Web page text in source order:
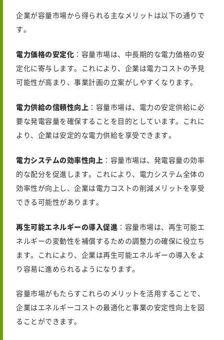
企業が容量市場から得られる主なメリットは以下の通りで
す。
電力価格の安定化 ：容量市場は、中長期的な電力価格の安
定化に寄与します。これにより、企業は電力コストの予見
可能性が高まり、事業計画の立案がしやすくなります。
電力供給の信頼性向上 ：容量市場は、電力の安定供給に必
要な発電容量を確保することを目的としています。これに
より、企業は安定的な電力供給を享受できます。
電力システムの効率性向上 ：容量市場は、発電容量の効率
的な配分を促進します。これにより、電力システム全体の
効率性が向上し、企業は電力コストの削減メリットを享受
できる可能性があります。
再生可能エネルギーの導入促進 ：容量市場は、再生可能エ
ネルギーの変動性を補償するための調整力の確保に役立ち
ます。これにより、企業は再生可能エネルギーの導入をよ
り容易に進められるようになります。
容量市場がもたらすこれらのメリットを活用することで、
企業はエネルギーコストの最適化と事業の安定性向上を図
ることができます。